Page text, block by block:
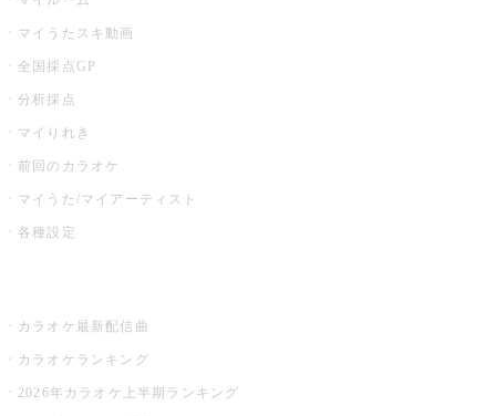
マイうたスキ動画
全国採点GP
分析採点
マイりれき
前回のカラオケ
マイうた/マイアーティスト
各種設定
カラオケ最新配信曲
カラオケランキング
2026年カラオケ上半期ランキング